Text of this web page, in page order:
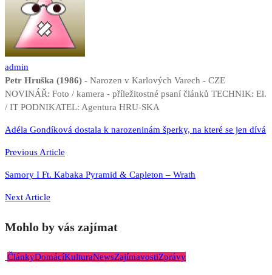
admin
Petr Hruška (1986) - Narozen v Karlových Varech - CZE
NOVINÁŘ: Foto / kamera - příležitostné psaní článků TECHNIK: El.
/ IT PODNIKATEL: Agentura HRU-SKA
Navigace
pro
Adéla Gondíková dostala k narozeninám šperky, na které se jen dívá
Previous Article
Samory I Ft. Kabaka Pyramid & Capleton – Wrath
Next Article
Mohlo by vás zajímat
ČlánkyDomácíKulturaNewsZajímavostiZprávy